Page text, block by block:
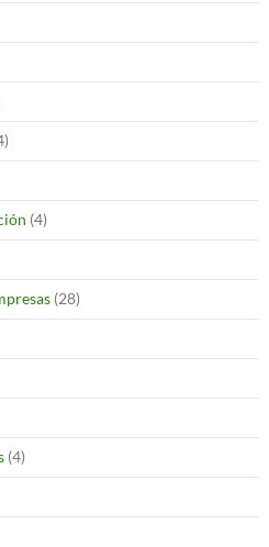
(4)
(28)
(4)